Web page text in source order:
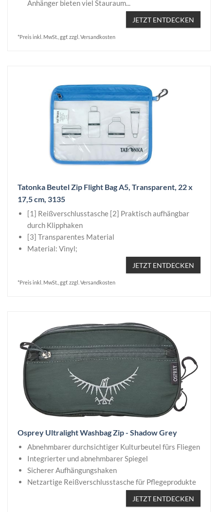
Anhänger bieten viel Stauraum...
JETZT ENTDECKEN
*Preis inkl. MwSt., ggf. zzgl. Versandkosten
Tatonka Beutel Zip Flight Bag A5, Transparent, 22 x
17,5 cm, 3135
[1] Reißverschlusstasche [2] Praktisch aufhängbar
durch Klipphaken
[3] Transparentes Material
Material: Vinyl;
JETZT ENTDECKEN
*Preis inkl. MwSt., ggf. zzgl. Versandkosten
Osprey Ultralight Washbag Zip - Shadow Grey
Abnehmbarer durchsichtiger Kulturbeutel fürs Fliegen
Integrierter und abnehmbarer Spiegel
Sicherer Aufhängungshaken
Netzartige Reißverschlusstasche für Pflegeprodukte
JETZT ENTDECKEN